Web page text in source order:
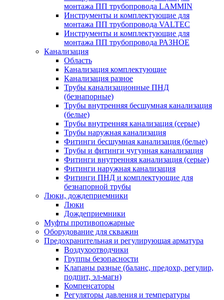
монтажа ПП трубопровода LAMMIN
Инструменты и комплектующие для
монтажа ПП трубопровода VALTEC
Инструменты и комплектующие для
монтажа ПП трубопровода РАЗНОЕ
Канализация
Область
Канализация комплектующие
Канализация разное
Трубы канализационные ПНД
(безнапорные)
Трубы внутренняя бесшумная канализация
(белые)
Трубы внутренняя канализация (серые)
Трубы наружная канализация
Фитинги бесшумная канализация (белые)
Трубы и фитинги чугунная канализация
Фитинги внутренняя канализация (серые)
Фитинги наружная канализация
Фитинги ПНД и комплектующие для
безнапорной трубы
Люки, дождеприемники
Люки
Дождеприемники
Муфты противопожарные
Оборудование для скважин
Предохранительная и регулирующая арматура
Воздухоотводчики
Группы безопасности
Клапаны разные (баланс, предохр, регулир,
подпит, эл-магн)
Компенсаторы
Регуляторы давления и температуры